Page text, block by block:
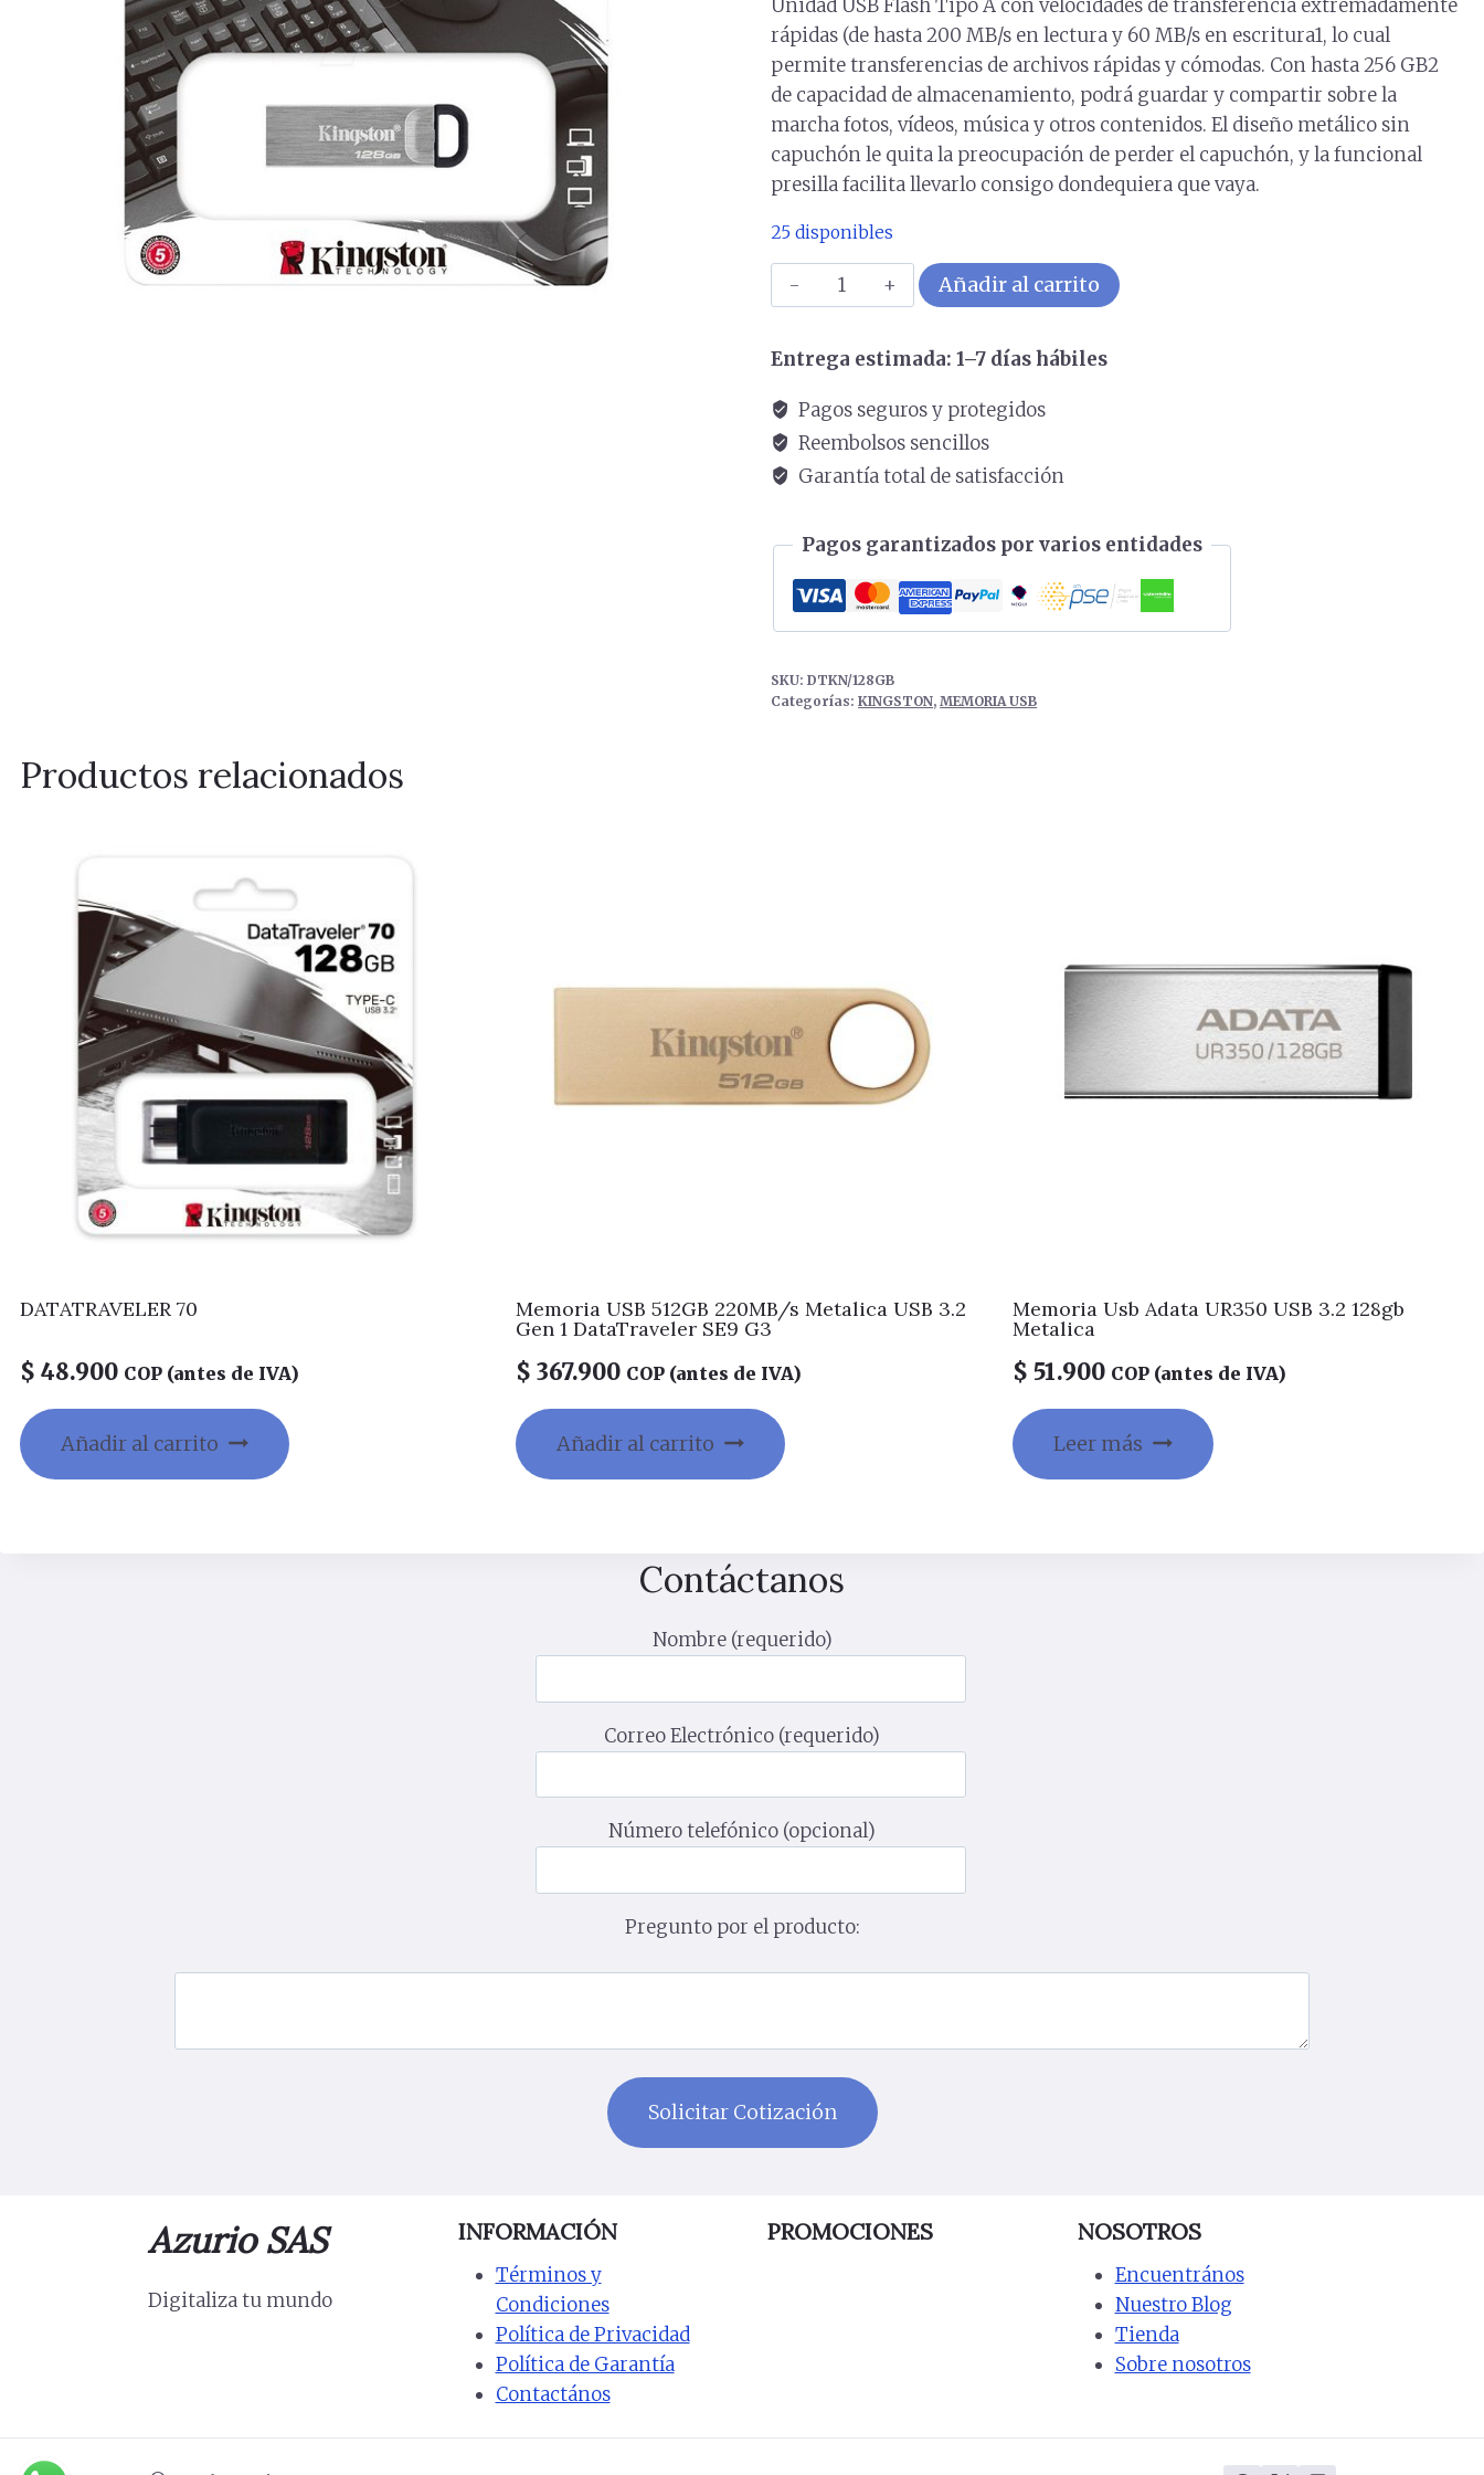
Unidad USB Flash Tipo A con velocidades de transferencia extremadamente
rápidas (de hasta 200 MB/s en lectura y 60 MB/s en escritura1, lo cual
permite transferencias de archivos rápidas y cómodas. Con hasta 256 GB2
de capacidad de almacenamiento, podrá guardar y compartir sobre la
marcha fotos, vídeos, música y otros contenidos. El diseño metálico sin
capuchón le quita la preocupación de perder el capuchón, y la funcional
presilla facilita llevarlo consigo dondequiera que vaya.
25 disponibles
Memoria
USB
128GB
Gen
1
DataTraveler
Añadir al carrito
Entrega estimada: 1–7 días hábiles
Pagos seguros y protegidos
Reembolsos sencillos
Garantía total de satisfacción
Pagos garantizados por varios entidades
SKU:DTKN/128GB
Categorías:KINGSTON,MEMORIA USB
Productos relacionados
DATATRAVELER 70
$ 48.900 COP (antes de IVA)
Añadir al carrito
Memoria USB 512GB 220MB/s Metalica USB 3.2
Gen 1 DataTraveler SE9 G3
$ 367.900 COP (antes de IVA)
Añadir al carrito
Memoria Usb Adata UR350 USB 3.2 128gb
Metalica
$ 51.900 COP (antes de IVA)
Leer más
Contáctanos
Nombre (requerido)
Correo Electrónico (requerido)
Número telefónico (opcional)
Pregunto por el producto:
Azurio SAS
Digitaliza tu mundo
INFORMACIÓN
Términos y
Condiciones
Política de Privacidad
Política de Garantía
Contactános
PROMOCIONES NOSOTROS
Encuentrános
Nuestro Blog
Tienda
Sobre nosotros